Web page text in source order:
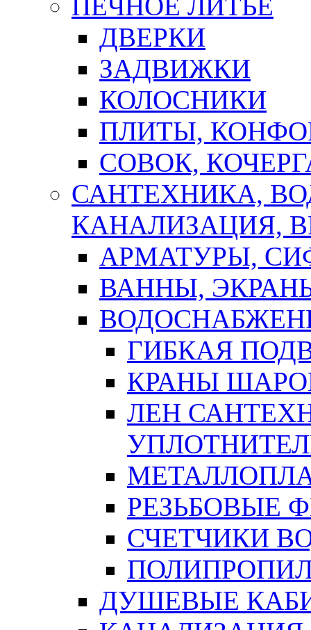
ПЕЧНОЕ ЛИТЬЕ
ДВЕРКИ
ЗАДВИЖКИ
КОЛОСНИКИ
ПЛИТЫ,
СОВОК,
САНТЕХНИКА,
КАНАЛИЗАЦИЯ,
АРМАТУРЫ,
ВАННЫ,
ГИБКАЯ
КРАНЫ
ЛЕН
РЕЗЬБОВЫЕ
СЧЕТЧИКИ
ДУШЕВЫЕ